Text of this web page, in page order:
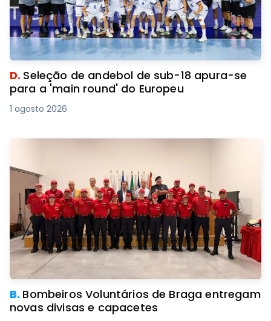
D. Seleção de andebol de sub-18 apura-se
para a 'main round' do Europeu
1 agosto 2026
B. Bombeiros Voluntários de Braga entregam
novas divisas e capacetes